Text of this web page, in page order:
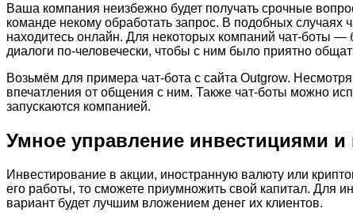
Ваша компания неизбежно будет получать срочные
команде некому обработать запрос. В подобных
находитесь онлайн. Для некоторых компаний чат-боты —
диалоги по-человечески, чтобы с ним было приятно
Возьмём для примера чат-бота с сайта Outgrow.
впечатления от общения с ним. Также чат-боты можно
запускаются компанией.
Умное управление инвестициями
Инвестирование в акции, иностранную валюту или
его работы, то сможете приумножить свой капитал. Для
вариант будет лучшим вложением денег их клиентов.